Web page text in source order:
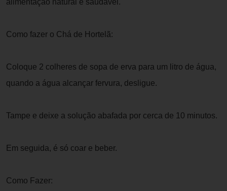
Como fazer o Chá de Hortelã:
Coloque 2 colheres de sopa de erva para um litro de água,
quando a água alcançar fervura, desligue.
Tampe e deixe a solução abafada por cerca de 10 minutos.
Em seguida, é só coar e beber.
Como Fazer: